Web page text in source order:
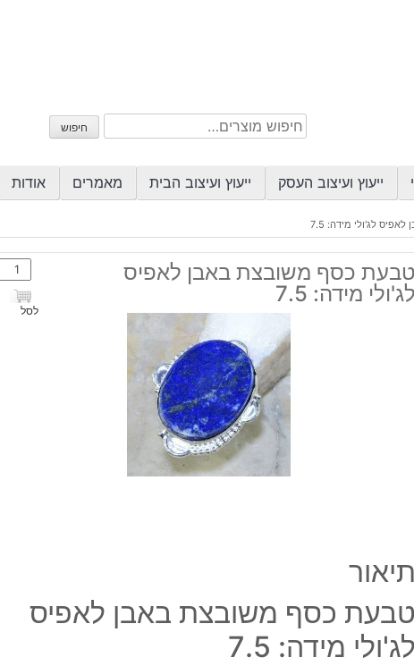
חיפוש
עבור:
חיפוש
ייעוץ ועיצוב העסק ייעוץ ועיצוב הבית מאמרים אודות
לג'ולי מידה: 7.5
טבעת כסף משובצת באבן לאפיס
לג'ולי מידה: 7.5
כמות
של
טבעת
לסל
תיאור
טבעת כסף משובצת באבן לאפיס
לג'ולי מידה: 7.5